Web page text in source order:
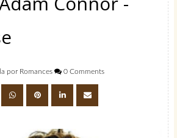
por Romances 0 Comments